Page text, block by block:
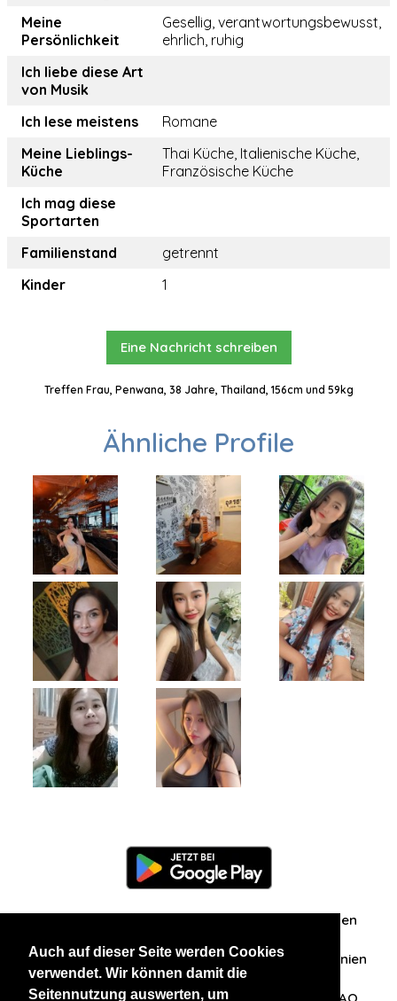
Auch auf dieser Seite werden Cookies
verwendet. Wir können damit die
Seitennutzung auswerten, um
Meine
Persönlichkeit
Gesellig, verantwortungsbewusst,
ehrlich, ruhig
Ich liebe diese Art
von Musik
Ich lese meistens
Romane
Meine Lieblings-
Küche
Thai Küche, Italienische Küche,
Französische Küche
Ich mag diese
Sportarten
Familienstand
getrennt
Kinder
1
Eine Nachricht schreiben
Treffen Frau, Penwana, 38 Jahre, Thailand, 156cm und 59kg
Ähnliche Profile
Zuschriften/Erfahrungen
Datenschutzerklärung AGB Datenschutzrichtlinien